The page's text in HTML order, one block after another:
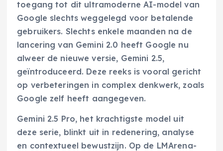
toegang tot dit ultramoderne AI-model van
Google slechts weggelegd voor betalende
gebruikers. Slechts enkele maanden na de
lancering van Gemini 2.0 heeft Google nu
alweer de nieuwe versie, Gemini 2.5,
geïntroduceerd. Deze reeks is vooral gericht
op verbeteringen in complex denkwerk, zoals
Google zelf heeft aangegeven.
Gemini 2.5 Pro, het krachtigste model uit
deze serie, blinkt uit in redenering, analyse
en contextueel bewustzijn. Op de LMArena-